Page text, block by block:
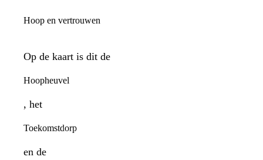
Hoop en vertrouwen
Op de kaart is dit de
Hoopheuvel
, het
Toekomstdorp
en de